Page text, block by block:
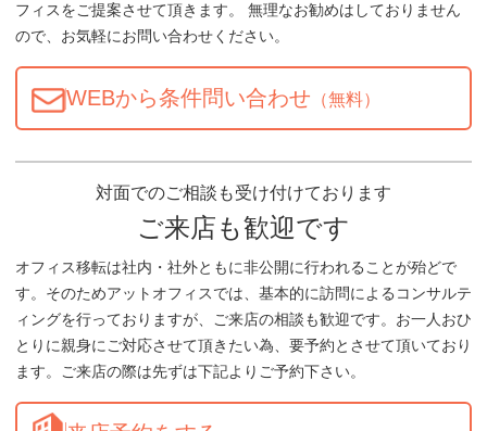
フィスをご提案させて頂きます。 無理なお勧めはしておりません
ので、お気軽にお問い合わせください。
WEBから条件問い合わせ （無料）
対面でのご相談も受け付けております
ご来店も歓迎です
オフィス移転は社内・社外ともに非公開に行われることが殆どで
す。そのためアットオフィスでは、基本的に訪問によるコンサルテ
ィングを行っておりますが、ご来店の相談も歓迎です。お一人おひ
とりに親身にご対応させて頂きたい為、要予約とさせて頂いており
ます。ご来店の際は先ずは下記よりご予約下さい。